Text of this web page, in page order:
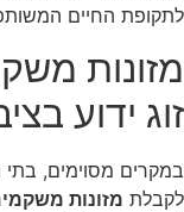
לתקופת החיים
מזונות
זוג ידוע
במקרים מסוימים,
לקבלת מזונות